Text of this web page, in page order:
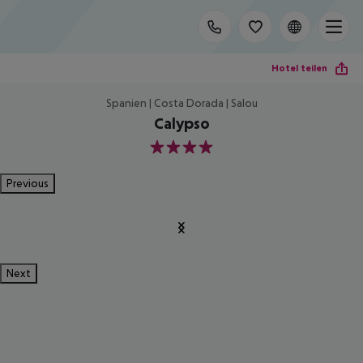
Hotel teilen
Spanien | Costa Dorada | Salou
Calypso
4
Previous
Next